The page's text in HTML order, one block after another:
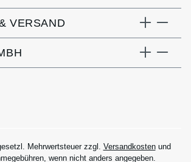
VERSAND
Mehrwertsteuer zzgl. Versandkostenund
wenn nicht anders angegeben.